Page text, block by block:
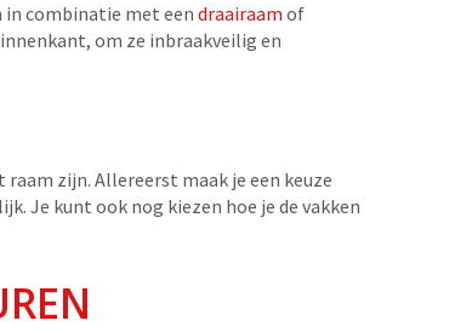
in combinatie met eendraairaam of
om ze inbraakveilig en
zijn. Allereerst maak je een keuze
Je kunt ook nog kiezen hoe je de vakken